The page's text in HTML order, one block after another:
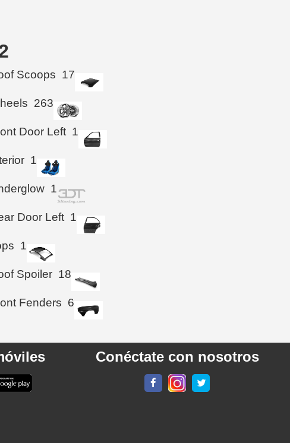
Scoops 17
263
Door Left 1
1
1
Door Left 1
1
Spoiler 18
Fenders 6
Conéctate con nosotros